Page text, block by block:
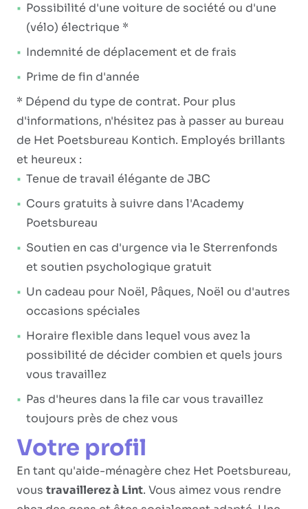
Possibilité d'une voiture de société ou d'une
(vélo) électrique *
Indemnité de déplacement et de frais
Prime de fin d'année
* Dépend du type de contrat. Pour plus
d'informations, n'hésitez pas à passer au bureau
de Het Poetsbureau Kontich. Employés brillants
et heureux :
Tenue de travail élégante de JBC
Cours gratuits à suivre dans l'Academy
Poetsbureau
Soutien en cas d'urgence via le Sterrenfonds
et soutien psychologique gratuit
Un cadeau pour Noël, Pâques, Noël ou d'autres
occasions spéciales
Horaire flexible dans lequel vous avez la
possibilité de décider combien et quels jours
vous travaillez
Pas d'heures dans la file car vous travaillez
toujours près de chez vous
Votre profil
En tant qu'aide-ménagère chez Het Poetsbureau,
vous travaillerez à Lint. Vous aimez vous rendre